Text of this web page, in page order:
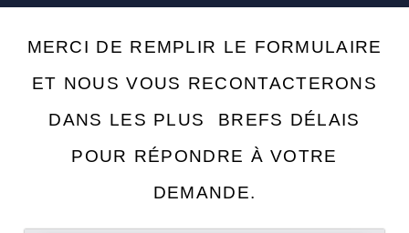
MERCI DE REMPLIR LE FORMULAIRE
ET NOUS VOUS RECONTACTERONS
DANS LES PLUS BREFS DÉLAIS
POUR RÉPONDRE À VOTRE
DEMANDE.